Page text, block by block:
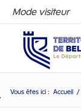
Mode visiteur
Vous êtes ici : Accueil /